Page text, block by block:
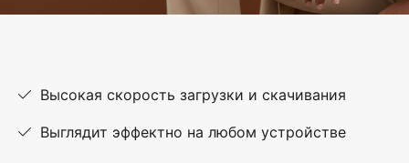
Высокая скорость загрузки и скачивания
Выглядит эффектно на любом устройстве